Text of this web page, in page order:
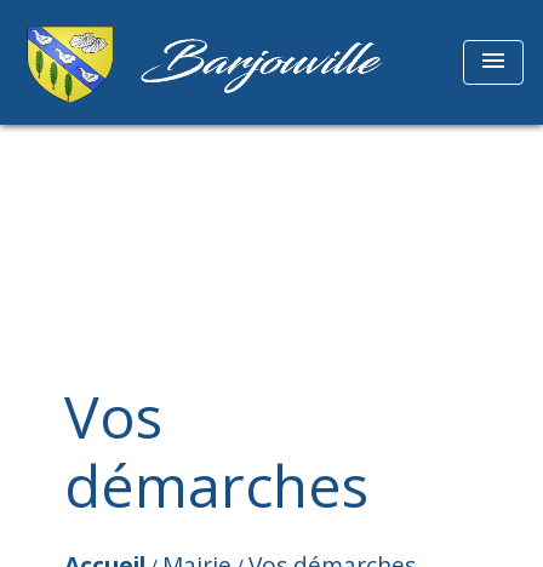
menu
Vos
démarches